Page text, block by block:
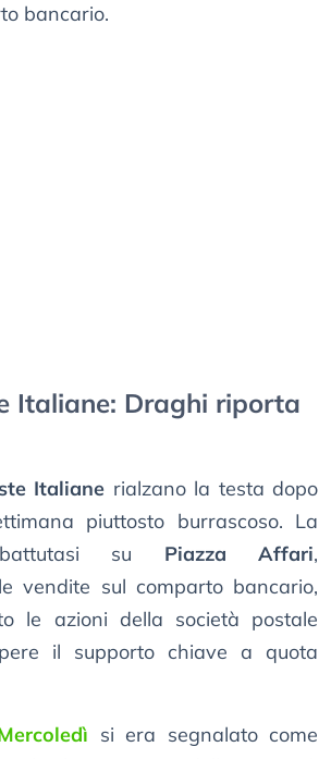
bancario.
Italiane: Draghi riporta
Italiane rialzano la testa dopo
piuttosto burrascoso. La
su Piazza Affari,
vendite sul comparto bancario,
le azioni della società postale
il supporto chiave a quota
si era segnalato come